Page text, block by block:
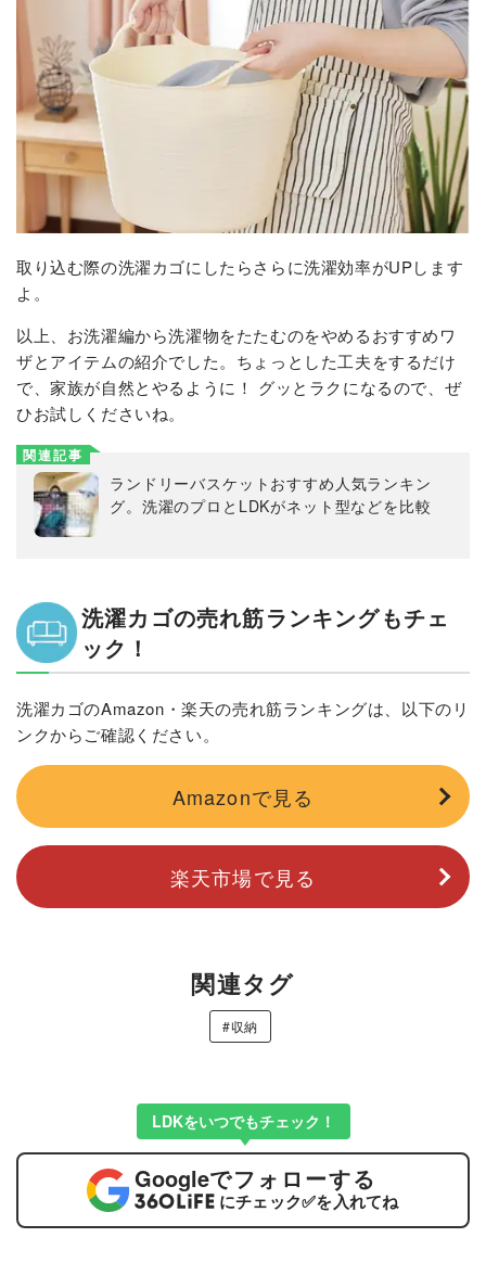
取り込む際の洗濯カゴにしたらさらに洗濯効率がUPします
よ。
以上、お洗濯編から洗濯物をたたむのをやめるおすすめワ
ザとアイテムの紹介でした。ちょっとした工夫をするだけ
で、家族が自然とやるように！ グッとラクになるので、ぜ
ひお試しくださいね。
関連記事
ランドリーバスケットおすすめ人気ランキン
グ。洗濯のプロとLDKがネット型などを比較
洗濯カゴの売れ筋ランキングもチェ
ック！
洗濯カゴのAmazon・楽天の売れ筋ランキングは、以下のリ
ンクからご確認ください。
Amazonで見る
楽天市場で見る
関連タグ
#収納
LDKをいつでもチェック！
Googleでフォローする
にチェック✅を入れてね